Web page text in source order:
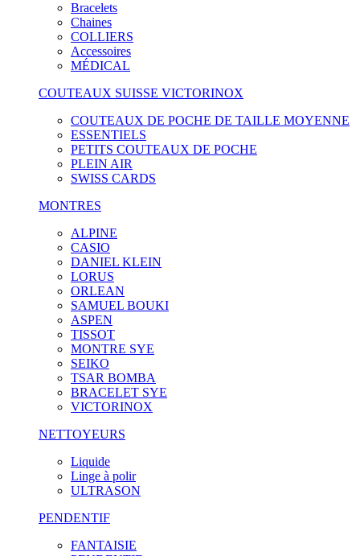
Bracelets
Chaines
COLLIERS
Accessoires
MÉDICAL
COUTEAUX SUISSE VICTORINOX
COUTEAUX DE POCHE DE TAILLE MOYENNE
ESSENTIELS
PETITS COUTEAUX DE POCHE
PLEIN AIR
SWISS CARDS
MONTRES
ALPINE
CASIO
DANIEL KLEIN
LORUS
ORLEAN
SAMUEL BOUKI
ASPEN
TISSOT
MONTRE SYE
SEIKO
TSAR BOMBA
BRACELET SYE
VICTORINOX
NETTOYEURS
Liquide
Linge à polir
ULTRASON
PENDENTIF
FANTAISIE